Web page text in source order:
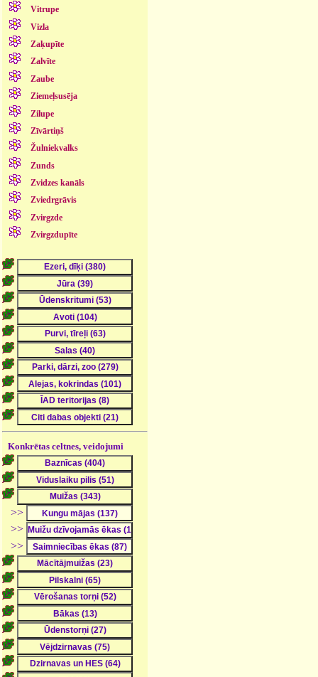
Vitrupe
Vizla
Zaķupīte
Zalvīte
Zaube
Ziemeļsusēja
Zilupe
Zīvārtiņš
Žulniekvalks
Zunds
Zvidzes kanāls
Zviedrgrāvis
Zvirgzde
Zvirgzdupīte
Konkrētas celtnes, veidojumi
>>
>>
>>